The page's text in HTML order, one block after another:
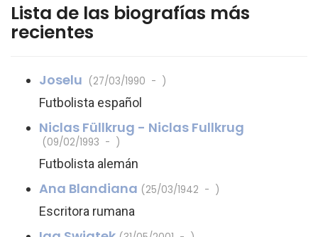
Lista de las biografías más
recientes
Joselu (27/03/1990 - )
Futbolista español
Niclas Füllkrug - Niclas Fullkrug
(09/02/1993 - )
Futbolista alemán
Ana Blandiana (25/03/1942 - )
Escritora rumana